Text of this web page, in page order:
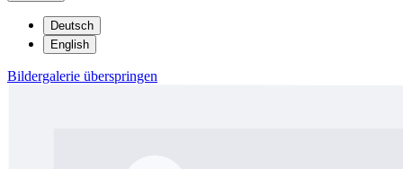
Deutsch
English
Bildergalerie überspringen